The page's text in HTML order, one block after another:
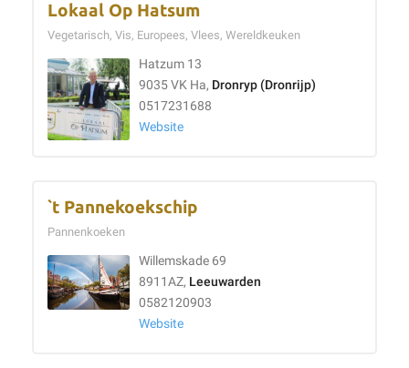
Lokaal Op Hatsum
Vegetarisch, Vis, Europees, Vlees, Wereldkeuken
Hatzum 13
9035 VK Ha, Dronryp (Dronrijp)
0517231688
Website
`t Pannekoekschip
Pannenkoeken
Willemskade 69
8911AZ, Leeuwarden
0582120903
Website